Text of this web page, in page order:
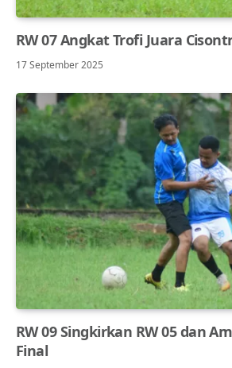
RW 07 Angkat Trofi Juara
17 September 2025
RW 09 Singkirkan RW 05 dan
Final